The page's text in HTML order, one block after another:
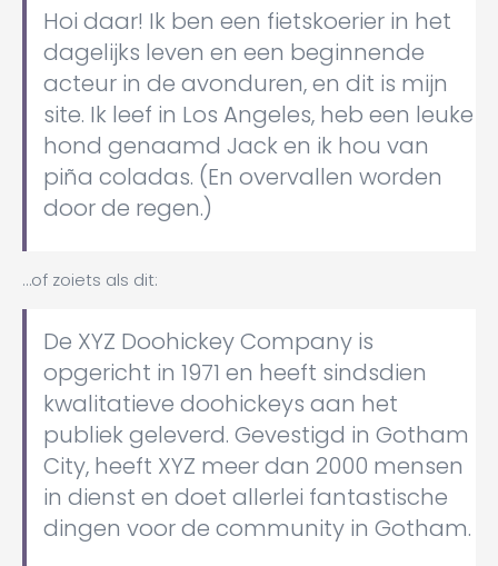
Hoi daar! Ik ben een fietskoerier in het
dagelijks leven en een beginnende
acteur in de avonduren, en dit is mijn
site. Ik leef in Los Angeles, heb een leuke
hond genaamd Jack en ik hou van
piña coladas. (En overvallen worden
door de regen.)
…of zoiets als dit:
De XYZ Doohickey Company is
opgericht in 1971 en heeft sindsdien
kwalitatieve doohickeys aan het
publiek geleverd. Gevestigd in Gotham
City, heeft XYZ meer dan 2000 mensen
in dienst en doet allerlei fantastische
dingen voor de community in Gotham.